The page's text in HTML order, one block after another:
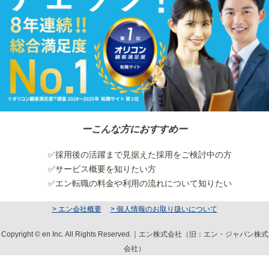
ーこんな方におすすめー
✅採用後の活躍まで見据えた採用をご検討中の方
✅サービス概要を知りたい方
✅エン転職の料金や利用の流れについて知りたい
> エン会社概要 > 個人情報のお取り扱いについて
Copyright © en Inc. All Rights Reserved.｜エン株式会社（旧：エン・ジャパン株式
会社）